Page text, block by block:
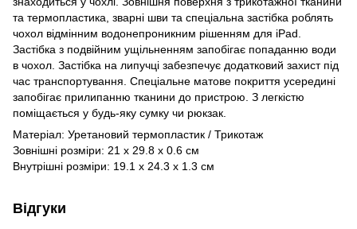
та термопластика, зварні шви та спеціальна застібка роблять
чохол відмінним водонепроникним рішенням для iPad.
Застібка з подвійним ущільненням запобігає попаданню води
в чохол. Застібка на липучці забезпечує додатковий захист під
час транспортування. Спеціальне матове покриття усередині
запобігає прилипанню тканини до пристрою. З легкістю
поміщається у будь-яку сумку чи рюкзак.
Матеріал: Уретановий термопластик / Трикотаж
Зовнішні розміри: 21 x 29.8 x 0.6 см
Внутрішні розміри: 19.1 x 24.3 x 1.3 см
Відгуки